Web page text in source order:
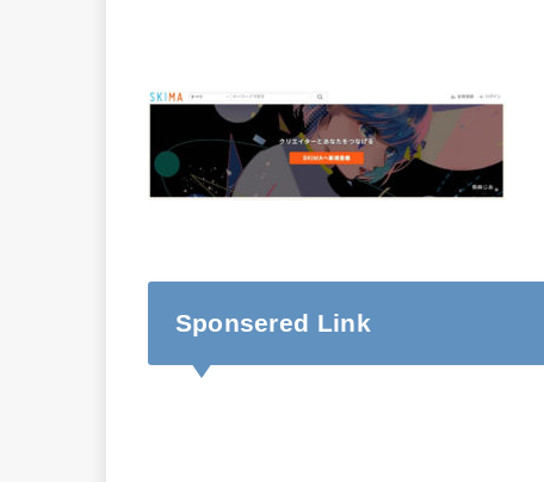
Sponsered Link